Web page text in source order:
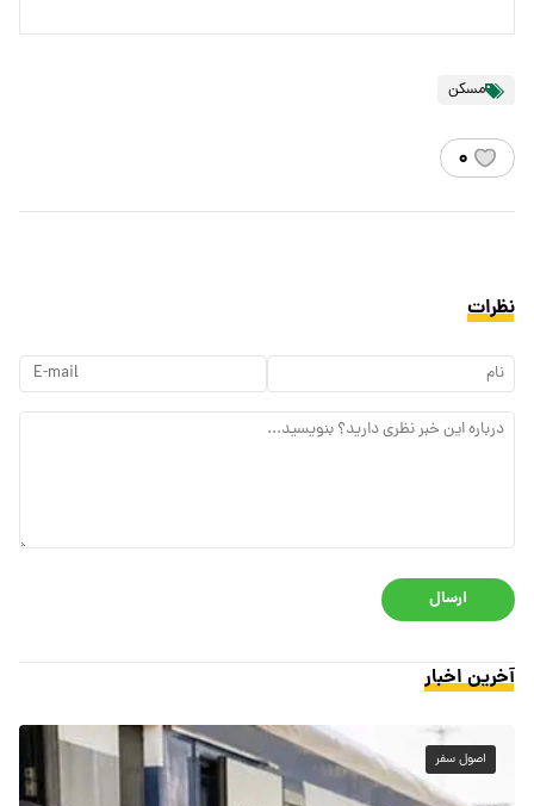
مسکن
۰
نظرات
ارسال
آخرین اخبار
اصول سفر